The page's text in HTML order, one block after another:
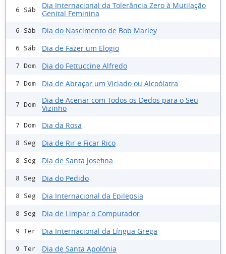
6 Sáb
Dia Internacional da Tolerância Zero à Mutilação
Genital Feminina
6 Sáb Dia do Nascimento de Bob Marley
6 Sáb Dia de Fazer um Elogio
7 Dom Dia do Fettuccine Alfredo
7 Dom Dia de Abraçar um Viciado ou Alcoólatra
7 Dom
Dia de Acenar com Todos os Dedos para o Seu
Vizinho
7 Dom Dia da Rosa
8 Seg Dia de Rir e Ficar Rico
8 Seg Dia de Santa Josefina
8 Seg Dia do Pedido
8 Seg Dia Internacional da Epilepsia
8 Seg Dia de Limpar o Computador
9 Ter Dia Internacional da Língua Grega
9 Ter Dia de Santa Apolónia